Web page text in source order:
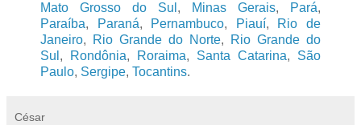
Mato Grosso do Sul , Minas Gerais, Pará,
Paraíba, Paraná, Pernambuco, Piauí, Rio de
Janeiro, Rio Grande do Norte,
Rio Grande do
Sul , Rondônia, Roraima, Santa Catarina, São
Paulo, Sergipe, Tocantins.
César